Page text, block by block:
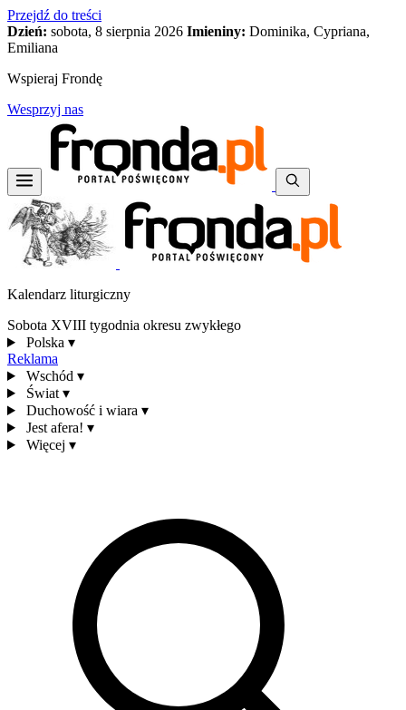
Przejdź do treści
Dzień: sobota, 8 sierpnia 2026 Imieniny: Dominika, Cypriana,
Emiliana
Wspieraj Frondę
Wesprzyj nas
Kalendarz liturgiczny
Sobota XVIII tygodnia okresu zwykłego
Polska ▾
Reklama
Wschód ▾
Świat ▾
Duchowość i wiara ▾
Jest afera! ▾
Więcej ▾